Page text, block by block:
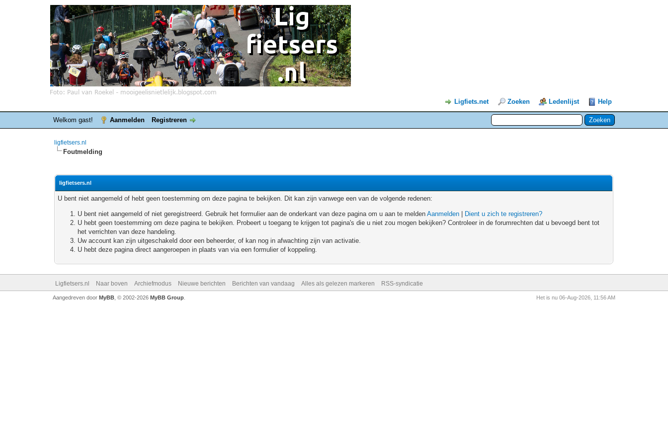
Ligfiets.net Zoeken Ledenlijst Help
Welkom gast! Aanmelden Registreren
ligfietsers.nl
Foutmelding
ligfietsers.nl
U bent niet aangemeld of hebt geen toestemming om deze pagina te bekijken. Dit kan zijn vanwege een van de volgende redenen:
U bent niet aangemeld of niet geregistreerd. Gebruik het formulier aan de onderkant van deze pagina om u aan te meldenAanmelden
Dient u zich te registreren?
U hebt geen toestemming om deze pagina te bekijken. Probeert u toegang te krijgen tot pagina's die u niet zou mogen bekijken? Controleer in de forumrechten dat u bevoegd bent tot
het verrichten van deze handeling.
Uw account kan zijn uitgeschakeld door een beheerder, of kan nog in afwachting zijn van activatie.
U hebt deze pagina direct aangeroepen in plaats van via een formulier of koppeling.
Ligfietsers.nl Naar boven Archiefmodus Nieuwe berichten Berichten van vandaag Alles als gelezen markeren RSS-syndicatie
Het is nu 06-Aug-2026, 11:56 AM
Aangedreven door MyBB, © 2002-2026 MyBB Group.